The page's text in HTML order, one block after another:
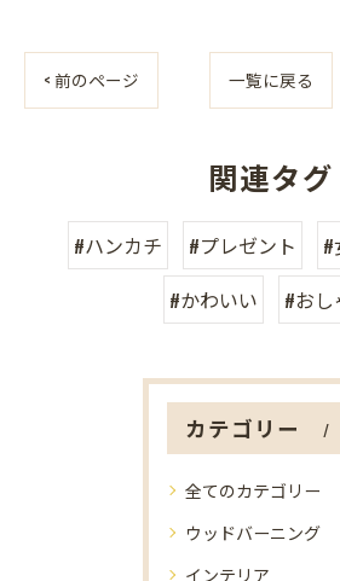
< 前のページ 一覧に戻る
関連タグ
#ハンカチ #プレゼント #
#かわいい
#おし
カテゴリー
全てのカテゴリー
ウッドバーニング
インテリア